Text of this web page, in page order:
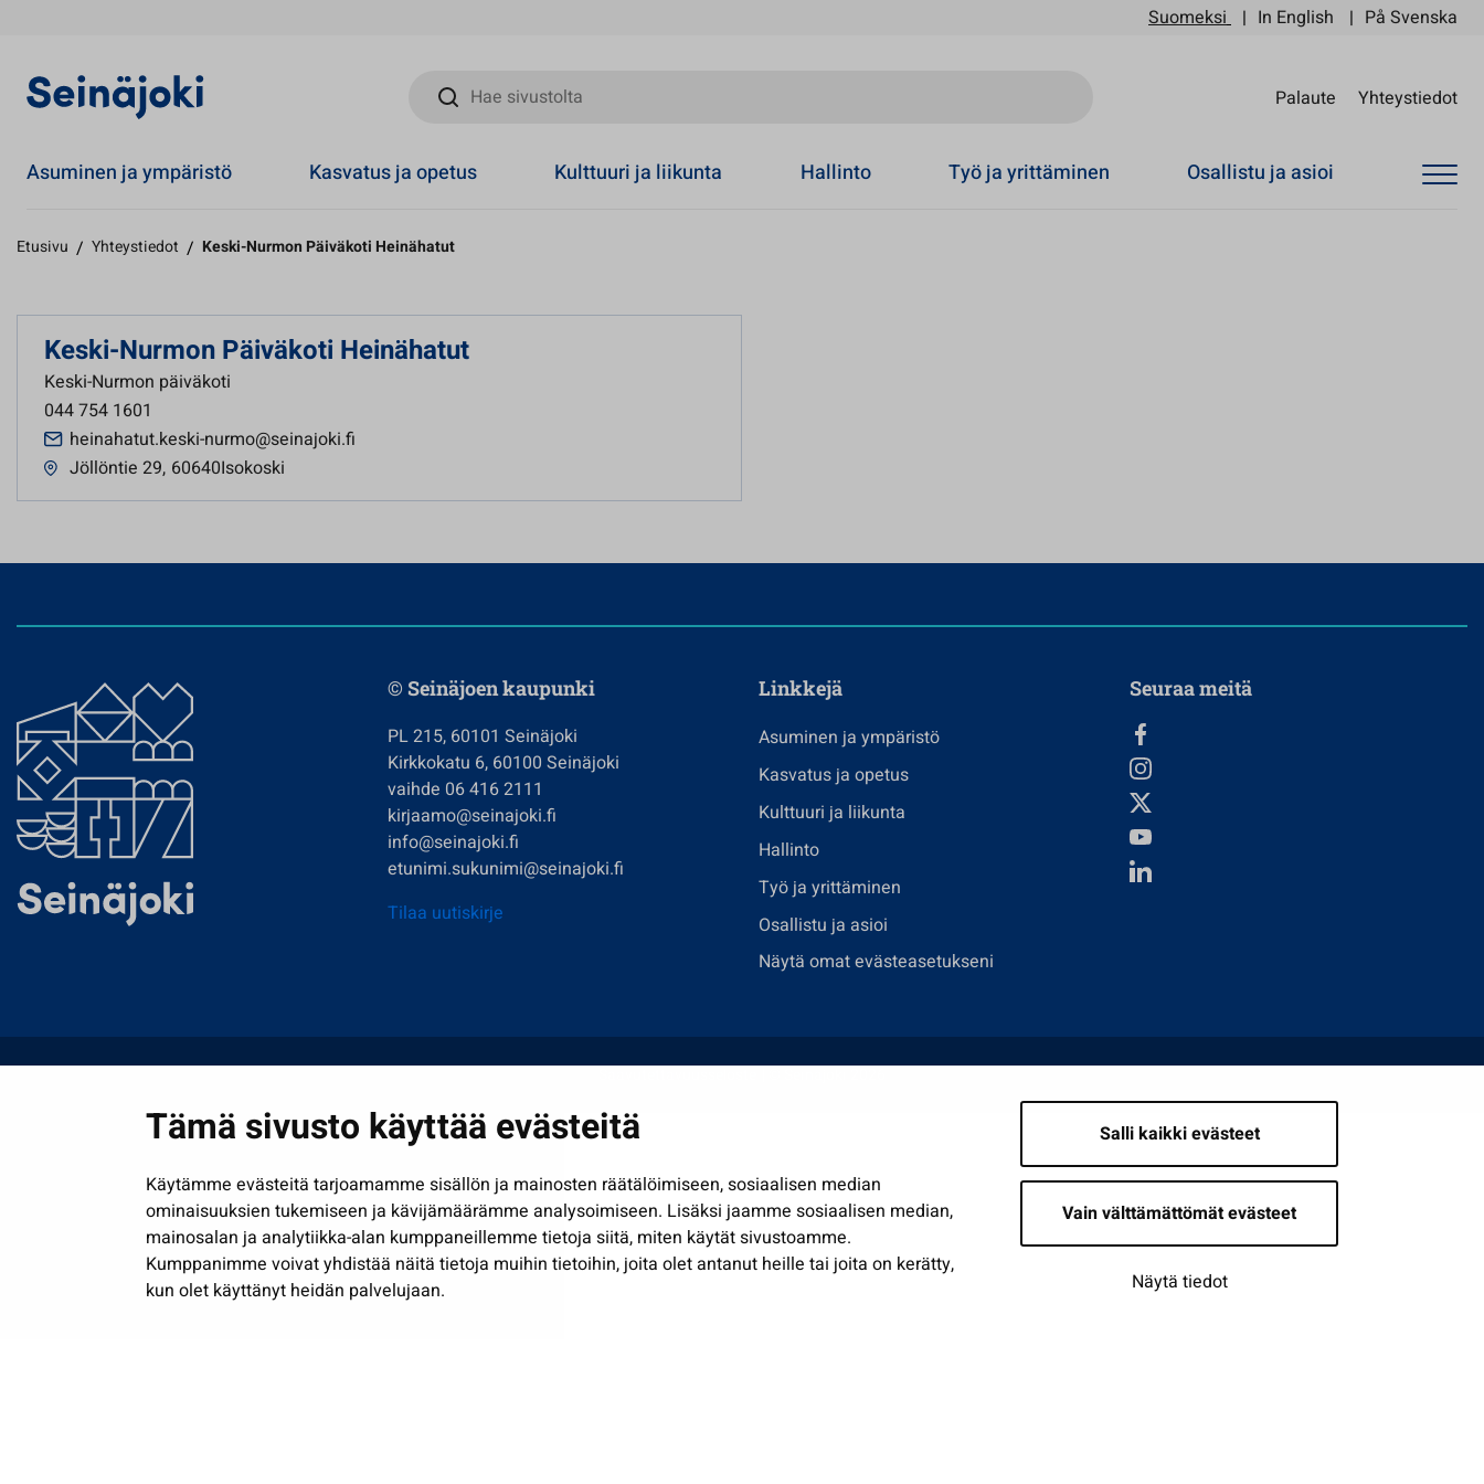
Tämä sivusto käyttää evästeitä
Käytämme evästeitä tarjoamamme sisällön ja mainosten räätälöimiseen, sosiaalisen median
ominaisuuksien tukemiseen ja kävijämäärämme analysoimiseen. Lisäksi jaamme sosiaalisen median,
mainosalan ja analytiikka-alan kumppaneillemme tietoja siitä, miten käytät sivustoamme.
Kumppanimme voivat yhdistää näitä tietoja muihin tietoihin, joita olet antanut heille tai joita on kerätty,
kun olet käyttänyt heidän palvelujaan.
Salli kaikki evästeet
Vain välttämättömät evästeet
Näytä tiedot
Suomeksi In English På Svenska
Hae sivustolta
Palaute Yhteystiedot
Asuminen ja ympäristö Kasvatus ja opetus Kulttuuri ja liikunta Hallinto Työ ja yrittäminen Osallistu ja asioi
Etusivu / Yhteystiedot / Keski-Nurmon Päiväkoti Heinähatut
Keski-Nurmon Päiväkoti Heinähatut
Keski-Nurmon päiväkoti
044 754 1601
heinahatut.keski-nurmo@seinajoki.fi
Jöllöntie 29, 60640Isokoski
© Seinäjoen kaupunki
PL 215, 60101 Seinäjoki
Kirkkokatu 6, 60100 Seinäjoki
vaihde 06 416 2111
kirjaamo@seinajoki.fi
info@seinajoki.fi
etunimi.sukunimi@seinajoki.fi
Tilaa uutiskirje
Linkkejä
Asuminen ja ympäristö
Kasvatus ja opetus
Kulttuuri ja liikunta
Hallinto
Työ ja yrittäminen
Osallistu ja asioi
Näytä omat evästeasetukseni
Seuraa meitä